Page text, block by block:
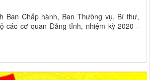
Ban Chấp hành, Ban Thường vụ, Bí thư,
các cơ quan Đảng tỉnh, nhiệm kỳ 2020 -